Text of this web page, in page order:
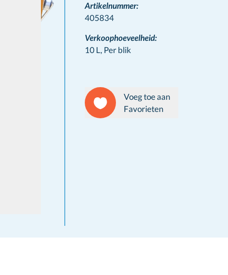
Artikelnummer:
405834
Verkoophoeveelheid:
10 L, Per blik
Voeg toe aan
Favorieten